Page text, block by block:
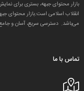
بازار محتوای جبهه، بستری برای
انقلاب اسلامی است.بازار محتوای
می‌باشد. دسترسی سریع، آسان و
تماس با ما